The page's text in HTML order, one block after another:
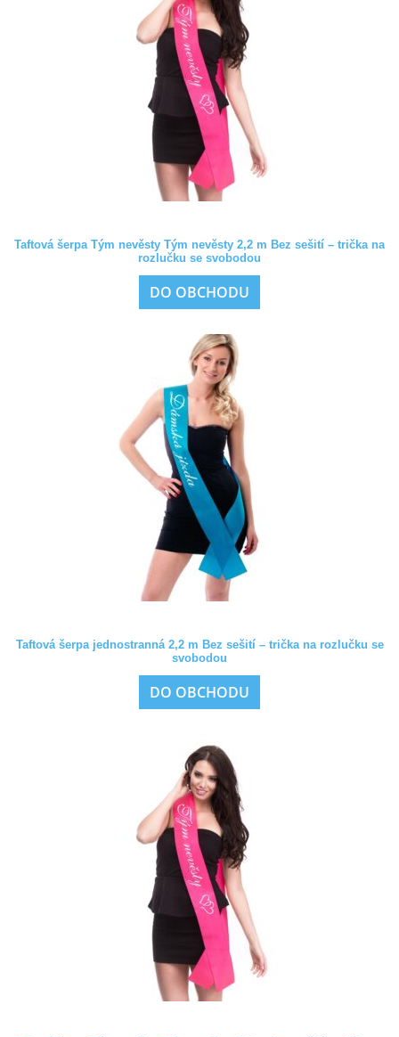
Taftová šerpa Tým nevěsty Tým nevěsty 2,2 m Bez sešití – trička na
rozlučku se svobodou
DO OBCHODU
Taftová šerpa jednostranná 2,2 m Bez sešití – trička na rozlučku se
svobodou
DO OBCHODU